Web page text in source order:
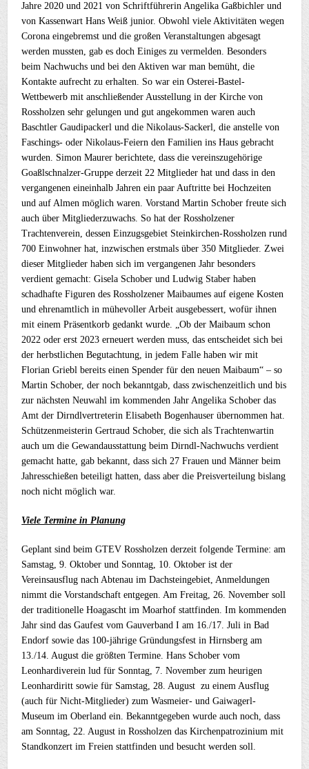
Jahre 2020 und 2021 von Schriftführerin Angelika Gaßbichler und
von Kassenwart Hans Weiß junior. Obwohl viele Aktivitäten wegen
Corona eingebremst und die großen Veranstaltungen abgesagt
werden mussten, gab es doch Einiges zu vermelden. Besonders
beim Nachwuchs und bei den Aktiven war man bemüht, die
Kontakte aufrecht zu erhalten. So war ein Osterei-Bastel-
Wettbewerb mit anschließender Ausstellung in der Kirche von
Rossholzen sehr gelungen und gut angekommen waren auch
Baschtler Gaudipackerl und die Nikolaus-Sackerl, die anstelle von
Faschings- oder Nikolaus-Feiern den Familien ins Haus gebracht
wurden. Simon Maurer berichtete, dass die vereinszugehörige
Goaßlschnalzer-Gruppe derzeit 22 Mitglieder hat und dass in den
vergangenen eineinhalb Jahren ein paar Auftritte bei Hochzeiten
und auf Almen möglich waren. Vorstand Martin Schober freute sich
auch über Mitgliederzuwachs. So hat der Rossholzener
Trachtenverein, dessen Einzugsgebiet Steinkirchen-Rossholzen rund
700 Einwohner hat, inzwischen erstmals über 350 Mitglieder. Zwei
dieser Mitglieder haben sich im vergangenen Jahr besonders
verdient gemacht: Gisela Schober und Ludwig Staber haben
schadhafte Figuren des Rossholzener Maibaumes auf eigene Kosten
und ehrenamtlich in mühevoller Arbeit ausgebessert, wofür ihnen
mit einem Präsentkorb gedankt wurde. „Ob der Maibaum schon
2022 oder erst 2023 erneuert werden muss, das entscheidet sich bei
der herbstlichen Begutachtung, in jedem Falle haben wir mit
Florian Griebl bereits einen Spender für den neuen Maibaum“ – so
Martin Schober, der noch bekanntgab, dass zwischenzeitlich und bis
zur nächsten Neuwahl im kommenden Jahr Angelika Schober das
Amt der Dirndlvertreterin Elisabeth Bogenhauser übernommen hat.
Schützenmeisterin Gertraud Schober, die sich als Trachtenwartin
auch um die Gewandausstattung beim Dirndl-Nachwuchs verdient
gemacht hatte, gab bekannt, dass sich 27 Frauen und Männer beim
Jahresschießen beteiligt hatten, dass aber die Preisverteilung bislang
noch nicht möglich war.
Viele Termine in Planung
Geplant sind beim GTEV Rossholzen derzeit folgende Termine: am
Samstag, 9. Oktober und Sonntag, 10. Oktober ist der
Vereinsausflug nach Abtenau im Dachsteingebiet, Anmeldungen
nimmt die Vorstandschaft entgegen. Am Freitag, 26. November soll
der traditionelle Hoagascht im Moarhof stattfinden. Im kommenden
Jahr sind das Gaufest vom Gauverband I am 16./17. Juli in Bad
Endorf sowie das 100-jährige Gründungsfest in Hirnsberg am
13./14. August die größten Termine. Hans Schober vom
Leonhardiverein lud für Sonntag, 7. November zum heurigen
Leonhardiritt sowie für Samstag, 28. August zu einem Ausflug
(auch für Nicht-Mitglieder) zum Wasmeier- und Gaiwagerl-
Museum im Oberland ein. Bekanntgegeben wurde auch noch, dass
am Sonntag, 22. August in Rossholzen das Kirchenpatrozinium mit
Standkonzert im Freien stattfinden und besucht werden soll.